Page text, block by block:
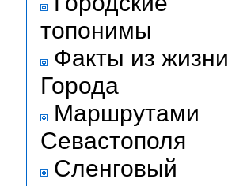
топонимы
Факты из жизни
Города
Маршрутами
Севастополя
Сленговый